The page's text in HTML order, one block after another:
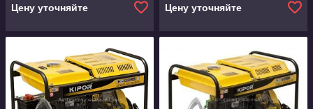
Цену уточняйте Цену уточняйте